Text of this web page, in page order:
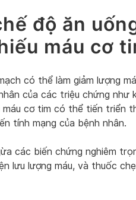
độ ăn
máu cơ
có thể làm giảm lượng
của các triệu chứng như
cơ tim có thể tiến triển
tính mạng của bệnh nhân.
các biến chứng nghiêm
lưu lượng máu, và thuốc